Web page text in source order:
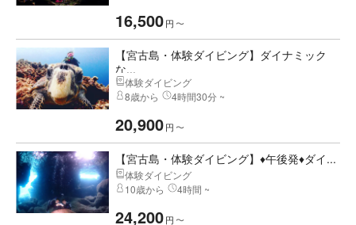
16,500円 〜
【宮古島・体験ダイビング】ダイナミック
な...
体験ダイビング
8歳から
4時間30分 ~
20,900円 〜
【宮古島・体験ダイビング】♦午後発♦ダイ...
体験ダイビング
10歳から
4時間 ~
24,200円 〜